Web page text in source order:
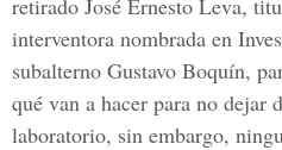
retirado José Ernesto Leva,
interventora nombrada en
subalterno Gustavo Boquín,
qué van a hacer para no dejar
laboratorio, sin embargo,